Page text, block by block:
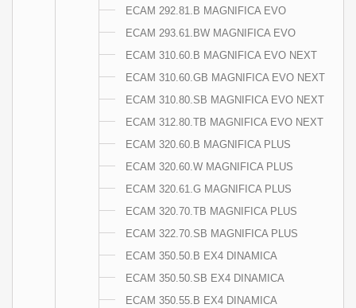
ECAM 292.81.B MAGNIFICA EVO
ECAM 293.61.BW MAGNIFICA EVO
ECAM 310.60.B MAGNIFICA EVO NEXT
ECAM 310.60.GB MAGNIFICA EVO NEXT
ECAM 310.80.SB MAGNIFICA EVO NEXT
ECAM 312.80.TB MAGNIFICA EVO NEXT
ECAM 320.60.B MAGNIFICA PLUS
ECAM 320.60.W MAGNIFICA PLUS
ECAM 320.61.G MAGNIFICA PLUS
ECAM 320.70.TB MAGNIFICA PLUS
ECAM 322.70.SB MAGNIFICA PLUS
ECAM 350.50.B EX4 DINAMICA
ECAM 350.50.SB EX4 DINAMICA
ECAM 350.55.B EX4 DINAMICA